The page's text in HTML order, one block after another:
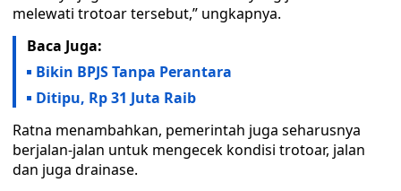
melewati trotoar tersebut,” ungkapnya.
Baca Juga:
Bikin BPJS Tanpa Perantara
Ditipu, Rp 31 Juta Raib
Ratna menambahkan, pemerintah juga seharusnya
berjalan-jalan untuk mengecek kondisi trotoar, jalan
dan juga drainase.